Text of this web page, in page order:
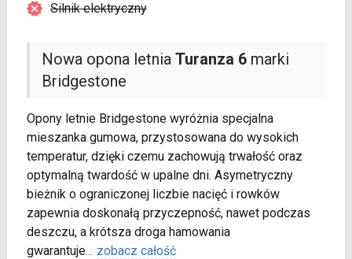
Nowa opona letnia Turanza 6marki
Bridgestone
Opony letnie Bridgestone wyróżnia specjalna
mieszanka gumowa, przystosowana do wysokich
temperatur, dzięki czemu zachowują trwałość oraz
optymalną twardość w upalne dni. Asymetryczny
bieżnik o ograniczonej liczbie nacięć i rowków
zapewnia doskonałą przyczepność, nawet podczas
deszczu, a krótsza droga hamowania
gwarantuje... zobacz całość
Silnik elektryczny